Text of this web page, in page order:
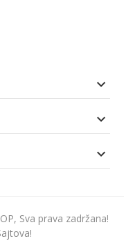



Sva prava zadržana!